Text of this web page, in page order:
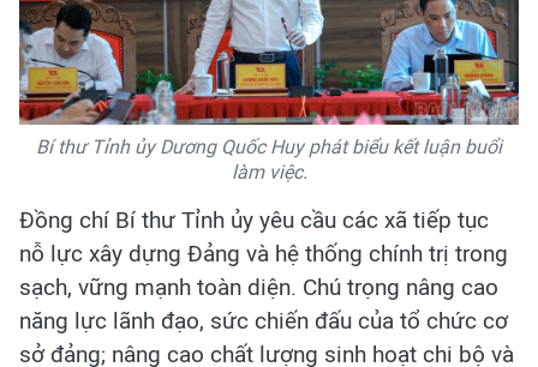
Bí thư Tỉnh ủy Dương Quốc Huy phát biểu kết luận buổi
làm việc.
Đồng chí Bí thư Tỉnh ủy yêu cầu các xã tiếp tục
nỗ lực xây dựng Đảng và hệ thống chính trị trong
sạch, vững mạnh toàn diện. Chú trọng nâng cao
năng lực lãnh đạo, sức chiến đấu của tổ chức cơ
sở đảng; nâng cao chất lượng sinh hoạt chi bộ và